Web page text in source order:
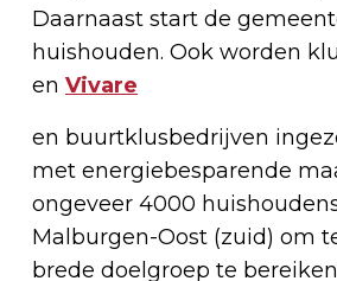
Daarnaast start de
huishouden. Ook worden
en Vivare
en buurtklusbedrijven
met energiebesparende
ongeveer 4000
Malburgen-Oost (zuid) om
brede doelgroep te